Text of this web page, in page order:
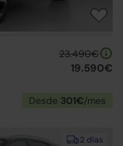
23.490€
19.590€
Desde 301€/mes
2 días